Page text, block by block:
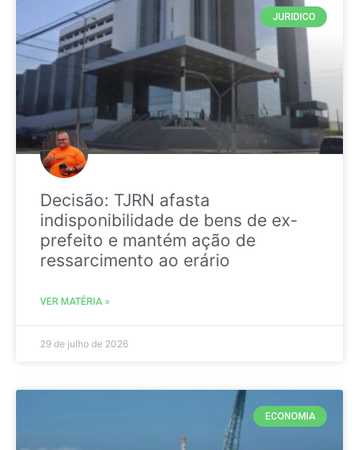
JURIDICO
Decisão: TJRN afasta
indisponibilidade de bens de ex-
prefeito e mantém ação de
ressarcimento ao erário
VER MATÉRIA »
29 de julho de 2026
ECONOMIA